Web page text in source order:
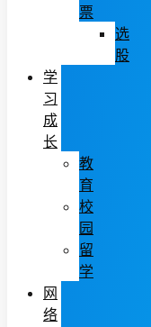
票
选
股
学
习
成
长
教
育
校
园
留
学
网
络